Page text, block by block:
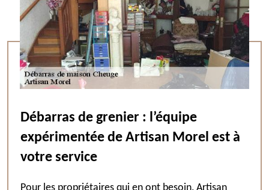
Débarras de grenier : l’équipe
expérimentée de Artisan Morel est à
votre service